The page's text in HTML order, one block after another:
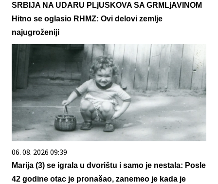
SRBIJA NA UDARU PLjUSKOVA SA GRMLjAVINOM
Hitno se oglasio RHMZ: Ovi delovi zemlje
najugroženiji
06. 08. 2026 09:39
Marija (3) se igrala u dvorištu i samo je nestala: Posle
42 godine otac je pronašao, zanemeo je kada je